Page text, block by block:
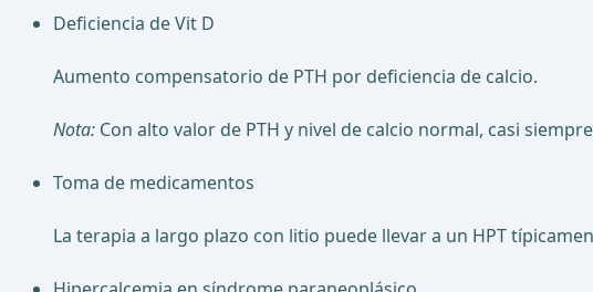
Deficiencia de Vit D
Aumento compensatorio de PTH por deficiencia de calcio.
Nota: Con alto valor de PTH y nivel de calcio normal, casi
Toma de medicamentos
La terapia a largo plazo con litio puede llevar a un HPT